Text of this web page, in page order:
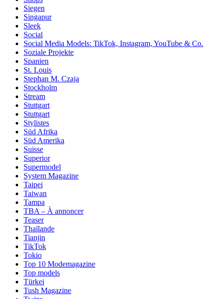
Siegen
Singapur
Sleek
Social
Social Media Models: TikTok, Instagram, YouTube & Co.
Soziale Projekte
Spanien
St. Louis
Stephan M. Czaja
Stockholm
Stream
Stuttgart
Stuttgart
Stylistes
Süd Afrika
Süd Amerika
Suisse
Superior
Supermodel
System Magazine
Taipei
Taiwan
Tampa
TBA – À annoncer
Teaser
Thaïlande
Tianjin
TikTok
Tokio
Top 10 Modemagazine
Top models
Türkei
Tush Magazine